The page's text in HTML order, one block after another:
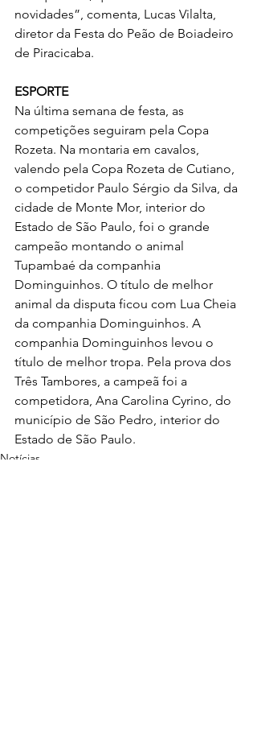
novidades”, comenta, Lucas Vilalta,
diretor da Festa do Peão de Boiadeiro
de Piracicaba.
ESPORTE
Na última semana de festa, as
competições seguiram pela Copa
Rozeta. Na montaria em cavalos,
valendo pela Copa Rozeta de Cutiano,
o competidor Paulo Sérgio da Silva, da
cidade de Monte Mor, interior do
Estado de São Paulo, foi o grande
campeão montando o animal
Tupambaé da companhia
Dominguinhos. O título de melhor
animal da disputa ficou com Lua Cheia
da companhia Dominguinhos. A
companhia Dominguinhos levou o
título de melhor tropa. Pela prova dos
Três Tambores, a campeã foi a
competidora, Ana Carolina Cyrino, do
município de São Pedro, interior do
Estado de São Paulo.
Notícias